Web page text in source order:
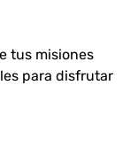
tus misiones
para disfrutar